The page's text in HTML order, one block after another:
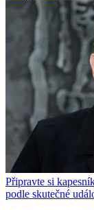
Připravte si
podle skutečné